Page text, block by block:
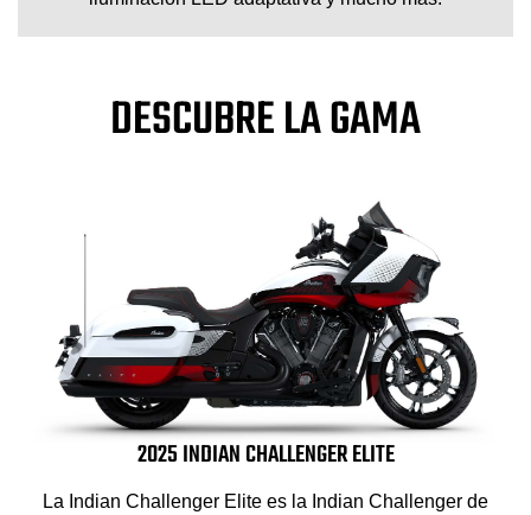
DESCUBRE LA GAMA
2025 INDIAN CHALLENGER ELITE
La Indian Challenger Elite es la Indian Challenger de